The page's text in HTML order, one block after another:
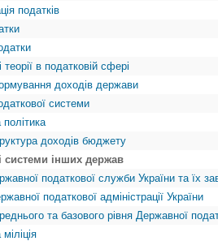
податків
теорії в податковій сфері
доходів держави
системи
доходів бюджету
системи інших держав
податкової служби України та їх
податкової адміністрації України
та базового рівня Державної